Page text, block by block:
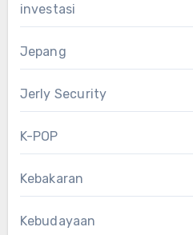
investasi
Jepang
Jerly Security
K-POP
Kebakaran
Kebudayaan